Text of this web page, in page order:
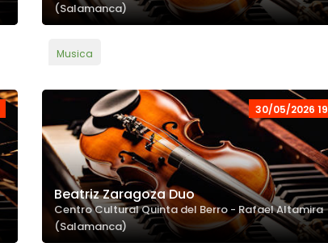
(Salamanca)
Musica
30/05/2026
Beatriz Zaragoza Duo
Centro Cultural Quinta del Berro - Rafael Altamira
(Salamanca)